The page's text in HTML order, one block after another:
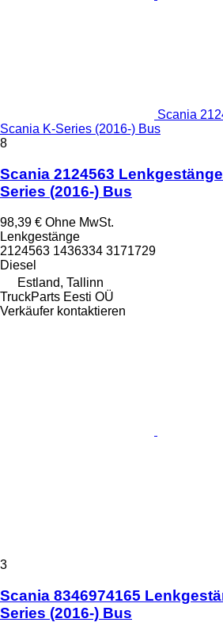
Scania
Scania K-Series (2016-) Bus
8
Scania 2124563
Series (2016-) Bus
98,39 € Ohne MwSt.
Lenkgestänge
2124563 1436334 3171729
Diesel
Estland, Tallinn
TruckParts Eesti OÜ
Verkäufer kontaktieren
3
Scania 8346974165
Series (2016-) Bus